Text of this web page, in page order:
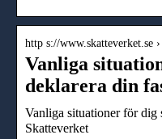
http s://www.skatteverket.se
Vanliga
deklarera din
Vanliga situationer för dig
Skatteverket